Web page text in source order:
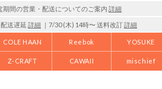
期間の営業・配送についてのご案内 詳細
送遅延 詳細 ｜7/30 (木) 14時〜 送料改訂詳細
COLE HAAN Reebok YOSUKE
Z-CRAFT CAWAII mischief